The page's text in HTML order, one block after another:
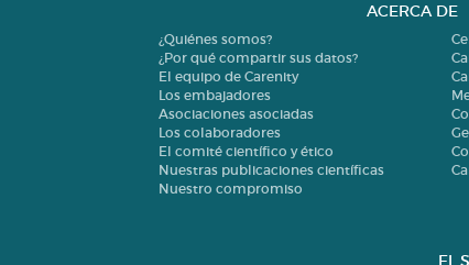
ACERCA DE
¿Quiénes somos?
¿Por qué compartir sus datos?
El equipo de Carenity
Los embajadores
Asociaciones asociadas
Los colaboradores
El comité científico y ético
Nuestras publicaciones científicas
Nuestro compromiso
EL